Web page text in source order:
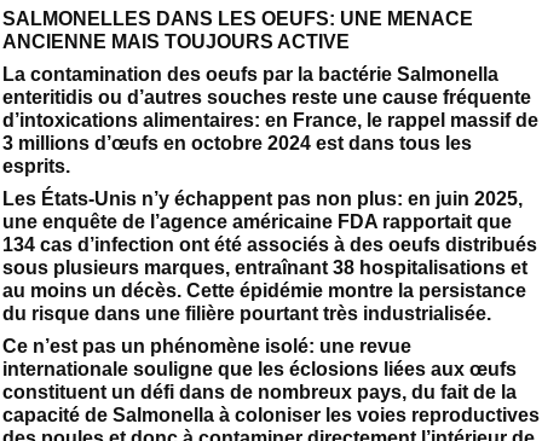
SALMONELLES DANS LES OEUFS: UNE MENACE
ANCIENNE MAIS TOUJOURS ACTIVE
La contamination des oeufs par la bactérie Salmonella
enteritidis ou d’autres souches reste une cause fréquente
d’intoxications alimentaires: en France, le rappel massif de
3 millions d’œufs en octobre 2024 est dans tous les
esprits.
Les États-Unis n’y échappent pas non plus: en juin 2025,
une enquête de l’agence américaine FDA rapportait que
134 cas d’infection ont été associés à des oeufs distribués
sous plusieurs marques, entraînant 38 hospitalisations et
au moins un décès. Cette épidémie montre la persistance
du risque dans une filière pourtant très industrialisée.
Ce n’est pas un phénomène isolé: une revue
internationale souligne que les éclosions liées aux œufs
constituent un défi dans de nombreux pays, du fait de la
capacité de Salmonella à coloniser les voies reproductives